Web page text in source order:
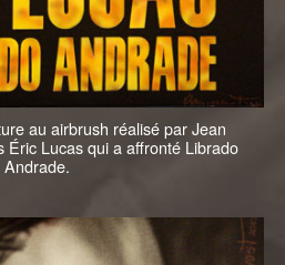
au airbrush réalisé par Jean
Éric Lucas qui a affronté Librado
Andrade.